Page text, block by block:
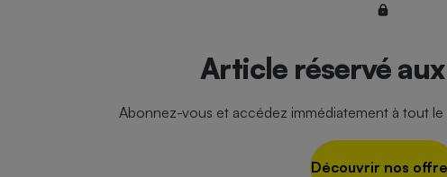
Article réservé
Abonnez-vous et accédez immédiatement à tout
Découvrir nos
Climatiseur -
Ventilateur